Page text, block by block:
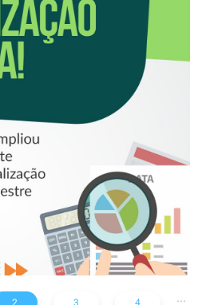
EM ALTA!
NÚMERO DE
PELO CREFITO-
7
...